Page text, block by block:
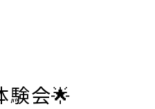
験会🌟